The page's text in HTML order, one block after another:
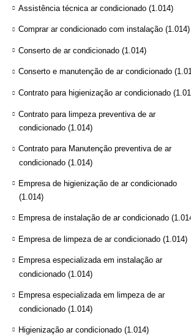
Assistência técnica ar condicionado (1.014)
Comprar ar condicionado com instalação (1.014)
Conserto de ar condicionado (1.014)
Conserto e manutenção de ar condicionado
Contrato para higienização ar condicionado
Contrato para limpeza preventiva de ar
condicionado (1.014)
Contrato para Manutenção preventiva de ar
condicionado (1.014)
Empresa de higienização de ar condicionado
(1.014)
Empresa de instalação de ar condicionado
Empresa de limpeza de ar condicionado (1.014)
Empresa especializada em instalação ar
condicionado (1.014)
Empresa especializada em limpeza de ar
condicionado (1.014)
Higienização ar condicionado (1.014)